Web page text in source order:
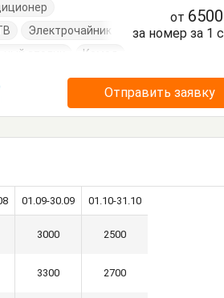
Электрочайник
столик
Комод
Посуда
от
за номер за 1
Отправить заявку
01.09-30.09 01.10-31.10
3000 2500
3300 2700